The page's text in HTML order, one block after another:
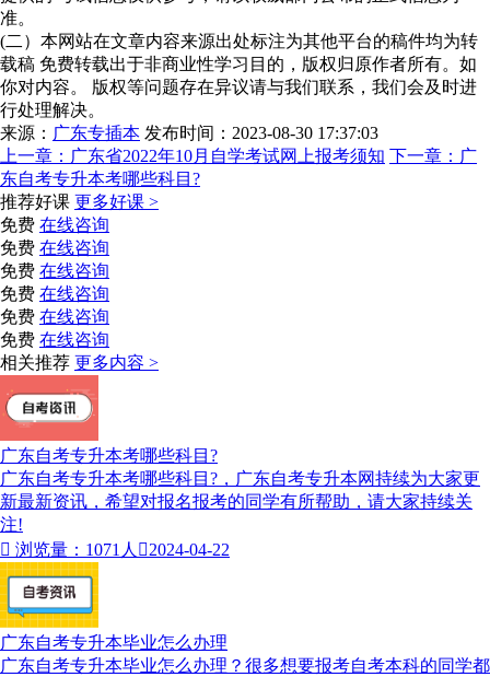
准。
(二）本网站在文章内容来源出处标注为其他平台的稿件均为转
载稿 免费转载出于非商业性学习目的，版权归原作者所有。如
你对内容。 版权等问题存在异议请与我们联系，我们会及时进
行处理解决。
来源： 广东专插本 发布时间：2023-08-30 17:37:03
上一章： 广东省2022年10月自学考试网上报考须知 下一章： 广
东自考专升本考哪些科目?
推荐好课 更多好课 >
免费 在线咨询
免费 在线咨询
免费 在线咨询
免费 在线咨询
免费 在线咨询
免费 在线咨询
相关推荐 更多内容 >
广东自考专升本考哪些科目?
广东自考专升本考哪些科目?，广东自考专升本网持续为大家更
新最新资讯，希望对报名报考的同学有所帮助，请大家持续关
注!
 浏览量：1071人 2024-04-22
广东自考专升本毕业怎么办理
广东自考专升本毕业怎么办理？很多想要报考自考本科的同学都